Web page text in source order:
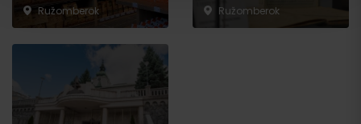
Ružomberok
Ružomberok